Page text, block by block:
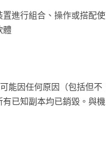
進行組合、操作或搭配使
體
能因任何原因（包括但不
已知副本均已銷毀。與機